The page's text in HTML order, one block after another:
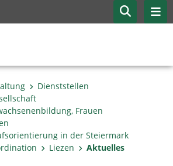
Dienststellen
Frauen
in der Steiermark
Liezen Aktuelles